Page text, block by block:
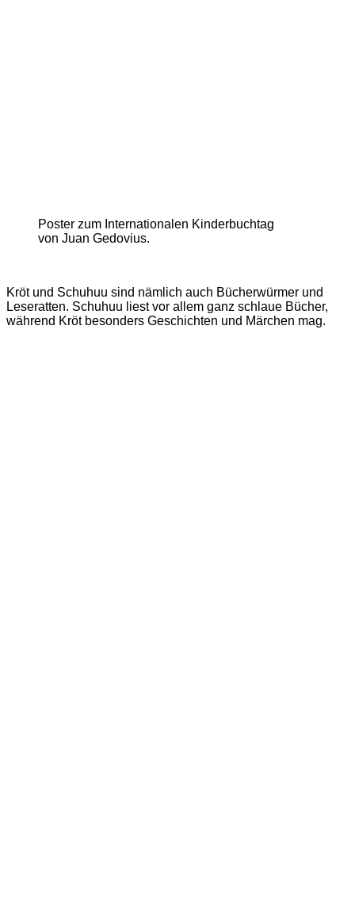
Poster zum Internationalen Kinderbuchtag
von Juan Gedovius.
Kröt und Schuhuu sind nämlich auch Bücherwürmer und
Leseratten. Schuhuu liest vor allem ganz schlaue Bücher,
während Kröt besonders Geschichten und Märchen mag.